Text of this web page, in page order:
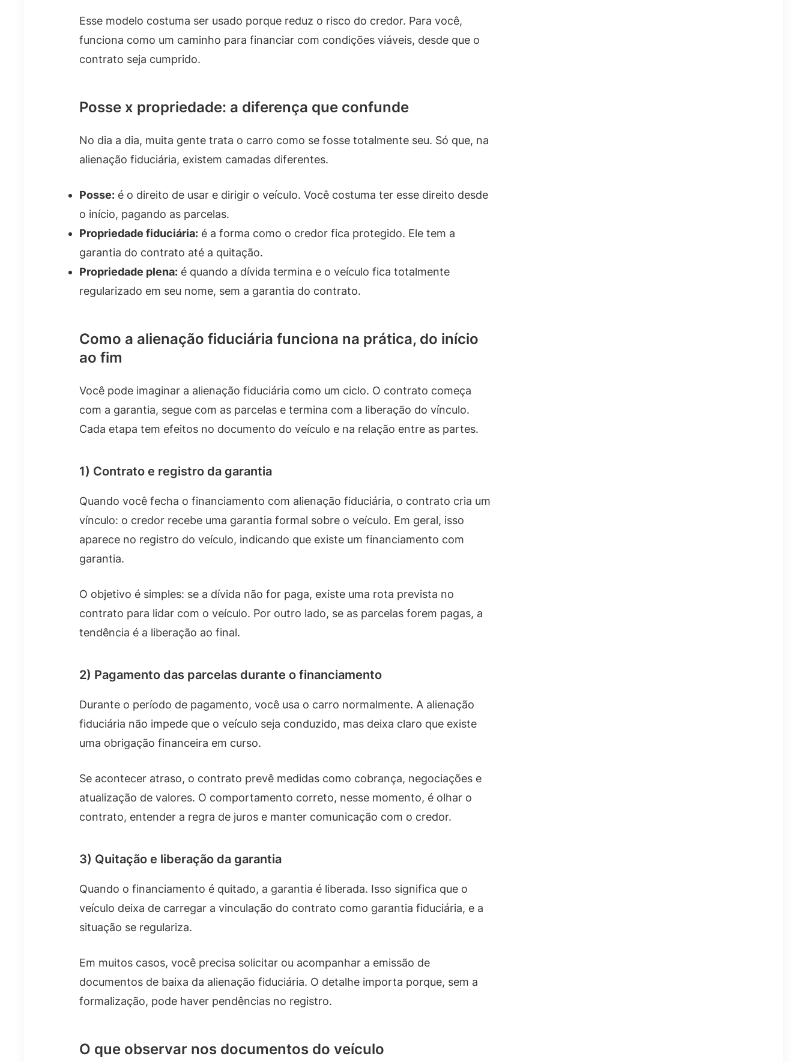
Esse modelo costuma ser usado porque reduz o risco do credor. Para você,
funciona como um caminho para financiar com condições viáveis, desde que o
contrato seja cumprido.
Posse x propriedade: a diferença que confunde
No dia a dia, muita gente trata o carro como se fosse totalmente seu. Só que, na
alienação fiduciária, existem camadas diferentes.
Posse: é o direito de usar e dirigir o veículo. Você costuma ter esse direito desde
o início, pagando as parcelas.
Propriedade fiduciária: é a forma como o credor fica protegido. Ele tem a
garantia do contrato até a quitação.
Propriedade plena: é quando a dívida termina e o veículo fica totalmente
regularizado em seu nome, sem a garantia do contrato.
Como a alienação fiduciária funciona na prática, do início
ao fim
Você pode imaginar a alienação fiduciária como um ciclo. O contrato começa
com a garantia, segue com as parcelas e termina com a liberação do vínculo.
Cada etapa tem efeitos no documento do veículo e na relação entre as partes.
1) Contrato e registro da garantia
Quando você fecha o financiamento com alienação fiduciária, o contrato cria um
vínculo: o credor recebe uma garantia formal sobre o veículo. Em geral, isso
aparece no registro do veículo, indicando que existe um financiamento com
garantia.
O objetivo é simples: se a dívida não for paga, existe uma rota prevista no
contrato para lidar com o veículo. Por outro lado, se as parcelas forem pagas, a
tendência é a liberação ao final.
2) Pagamento das parcelas durante o financiamento
Durante o período de pagamento, você usa o carro normalmente. A alienação
fiduciária não impede que o veículo seja conduzido, mas deixa claro que existe
uma obrigação financeira em curso.
Se acontecer atraso, o contrato prevê medidas como cobrança, negociações e
atualização de valores. O comportamento correto, nesse momento, é olhar o
contrato, entender a regra de juros e manter comunicação com o credor.
3) Quitação e liberação da garantia
Quando o financiamento é quitado, a garantia é liberada. Isso significa que o
veículo deixa de carregar a vinculação do contrato como garantia fiduciária, e a
situação se regulariza.
Em muitos casos, você precisa solicitar ou acompanhar a emissão de
documentos de baixa da alienação fiduciária. O detalhe importa porque, sem a
formalização, pode haver pendências no registro.
O que observar nos documentos do veículo